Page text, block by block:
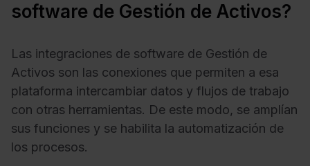
software de Gestión de Activos?
Las integraciones de software de Gestión de
Activos son las conexiones que permiten a esa
plataforma intercambiar datos y flujos de trabajo
con otras herramientas. De este modo, se amplían
sus funciones y se habilita la automatización de
los procesos.